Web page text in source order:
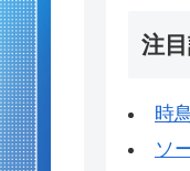
注
時
ソ